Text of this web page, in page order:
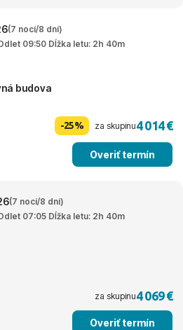
(7 nocí/8 dní)
09:50 Dĺžka letu: 2h 40m
budova
-25% za skupinu4 014 €
Overiť termín
(7 nocí/8 dní)
07:05 Dĺžka letu: 2h 40m
za skupinu4 069 €
Overiť termín